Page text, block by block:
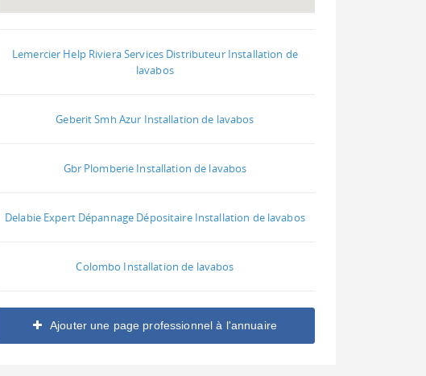
Lemercier Help Riviera Services Distributeur Installation de
lavabos
Geberit Smh Azur Installation de lavabos
Gbr Plomberie Installation de lavabos
Delabie Expert Dépannage Dépositaire Installation de lavabos
Colombo Installation de lavabos
Ajouter une page professionnel à l'annuaire